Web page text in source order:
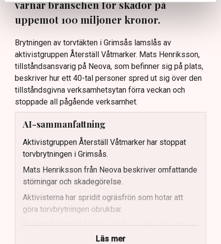
varnar branschen för skador på
uppemot 100 miljoner kronor.
Brytningen av torvtäkten i Grimsås lamslås av
aktivistgruppen Återställ Våtmarker. Mats Henriksson,
tillståndsansvarig på Neova, som befinner sig på plats,
beskriver hur ett 40-tal personer spred ut sig över den
tillståndsgivna verksamhetsytan förra veckan och
stoppade all pågående verksamhet.
AI-sammanfattning
Aktivistgruppen Återställ Våtmarker har stoppat
torvbrytningen i Grimsås.
Mats Henriksson från Neova beskriver omfattande
störningar och skadegörelse.
Aktivisterna har spridit ogräsfrön som hotar att
göra torvbrytningen obrukbar.
Rickard Axdorff från Svensk Torv varnar för ett
stort ekonomiskt sabotage.
Läs mer